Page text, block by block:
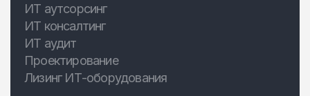
ИТ аутсорсинг
ИТ консалтинг
ИТ аудит
Проектирование
Лизинг ИТ-оборудования